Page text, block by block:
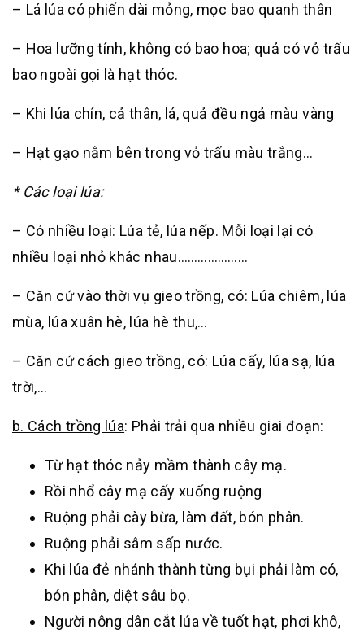
– Lá lúa có phiến dài mỏng, mọc bao quanh thân
– Hoa lưỡng tính, không có bao hoa; quả có vỏ trấu
bao ngoài gọi là hạt thóc.
– Khi lúa chín, cả thân, lá, quả đều ngả màu vàng
– Hạt gạo nằm bên trong vỏ trấu màu trắng…
* Các loại lúa:
– Có nhiều loại: Lúa tẻ, lúa nếp. Mỗi loại lại có
nhiều loại nhỏ khác nhau…………………
– Căn cứ vào thời vụ gieo trồng, có: Lúa chiêm, lúa
mùa, lúa xuân hè, lúa hè thu,…
– Căn cứ cách gieo trồng, có: Lúa cấy, lúa sạ, lúa
trời,…
b. Cách trồng lúa: Phải trải qua nhiều giai đoạn:
Từ hạt thóc nảy mầm thành cây mạ.
Rồi nhổ cây mạ cấy xuống ruộng
Ruộng phải cày bừa, làm đất, bón phân.
Ruộng phải sâm sấp nước.
Khi lúa đẻ nhánh thành từng bụi phải làm có,
bón phân, diệt sâu bọ.
Người nông dân cắt lúa về tuốt hạt, phơi khô,